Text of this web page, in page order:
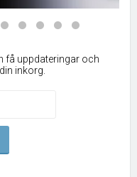
få uppdateringar och
inkorg.